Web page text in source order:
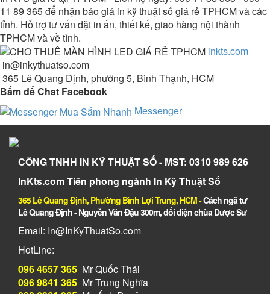
11 89 365 để nhận báo giá in kỹ thuật số giá rẻ TPHCM và các
tỉnh. Hỗ trợ tư vấn đặt in ấn, thiết kế, giao hàng nội thành
TPHCM và về tỉnh.
inkts.com
in@inkythuatso.com
365 Lê Quang Định, phường 5, Bình Thạnh, HCM
Bấm để Chat Facebook
Messenger
CÔNG TNHH IN KỸ THUẬT SỐ - MST: 0310 989 626
InKts.com Tiên phong ngành In Kỹ Thuật Số
365 Lê Quang Định, Phường Bình Lợi Trung, HCM-Cách ngã tư
Lê Quang Định - Nguyễn Văn Đậu 300m, đối diện chùa Dược Sư
Email: In@InKyThuatSo.com
HotLine:
096 4657 365 Mr Quốc Thái
096 9841 365 Mr Trung Nghĩa